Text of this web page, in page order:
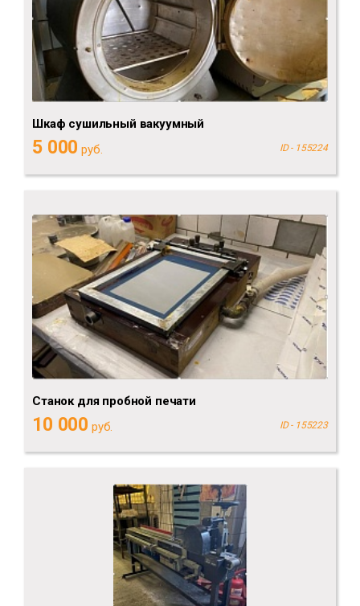
Шкаф сушильный вакуумный
5 000 руб. ID - 155224
Станок для пробной печати
10 000 руб. ID - 155223